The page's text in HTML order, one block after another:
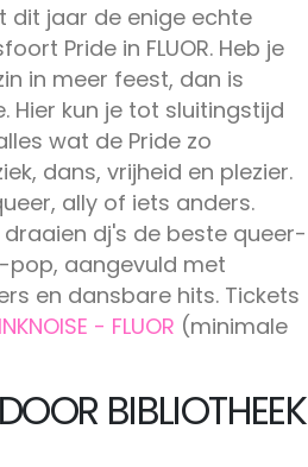
dit jaar de enige echte
Pride in FLUOR. Heb je
in meer feest, dan is
Hier kun je tot sluitingstijd
wat de Pride zo
dans, vrijheid en plezier.
ally of iets anders.
dj's de beste queer-
aangevuld met
en dansbare hits. Tickets
- FLUOR (minimale
BIBLIOTHEEK